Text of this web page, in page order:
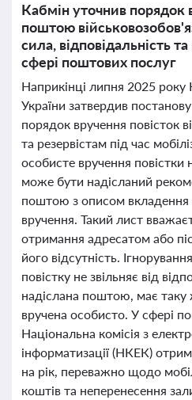
Кабмін уточнив порядок
поштою
сила, відповідальність
сфері поштових послуг
Наприкінці липня 2025 року
України затвердив
порядок вручення повісток
та резервістам під час
особисте вручення
може бути надісланий
поштою з описом вкладення
вручення. Такий лист
отримання адресатом або
його відсутність.
повістку не звільняє від
надіслана поштою, має таку
вручена особисто. У сфері
Національна комісія з
інформатизації (НКЕК)
на рік, переважно щодо
коштів та неперенесення